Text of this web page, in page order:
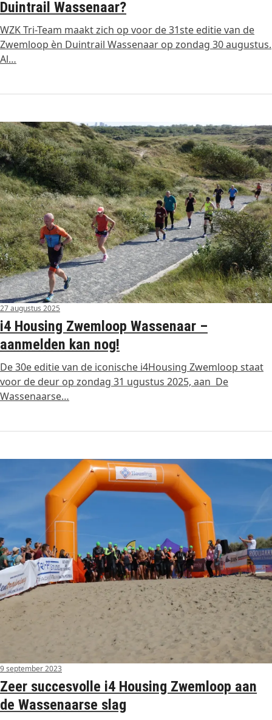
Duintrail Wassenaar?
WZK Tri-Team maakt zich op voor de 31ste editie van de
Zwemloop èn Duintrail Wassenaar op zondag 30 augustus.
Al…
27 augustus 2025
i4 Housing Zwemloop Wassenaar –
aanmelden kan nog!
De 30e editie van de iconische i4Housing Zwemloop staat
voor de deur op zondag 31 ugustus 2025, aan De
Wassenaarse…
9 september 2023
Zeer succesvolle i4 Housing Zwemloop aan
de Wassenaarse slag